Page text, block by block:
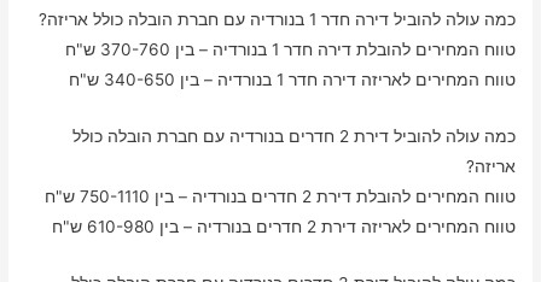
כמה עולה להוביל דירה חדר 1 בנורדיה עם חברת הובלה כולל אריזה?
טווח המחירים להובלת דירה חדר 1 בנורדיה – בין 370-760 ש"ח
טווח המחירים לאריזה דירה חדר 1 בנורדיה – בין 340-650 ש"ח
כמה עולה להוביל דירת 2 חדרים בנורדיה עם חברת הובלה כולל
אריזה?
טווח המחירים להובלת דירת 2 חדרים בנורדיה – בין 750-1110 ש"ח
טווח המחירים לאריזה דירת 2 חדרים בנורדיה – בין 610-980 ש"ח